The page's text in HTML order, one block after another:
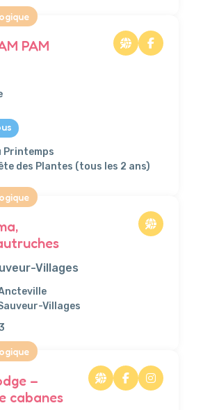
PAM
Printemps
des Plantes (tous les 2 ans)
Villages
Villages
–
cabanes